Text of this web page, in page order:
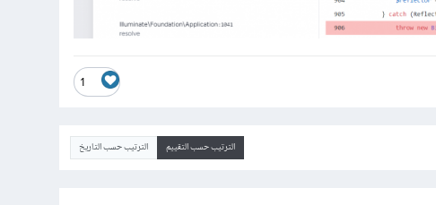
1
الترتيب حسب التقييم الترتيب حسب التاريخ